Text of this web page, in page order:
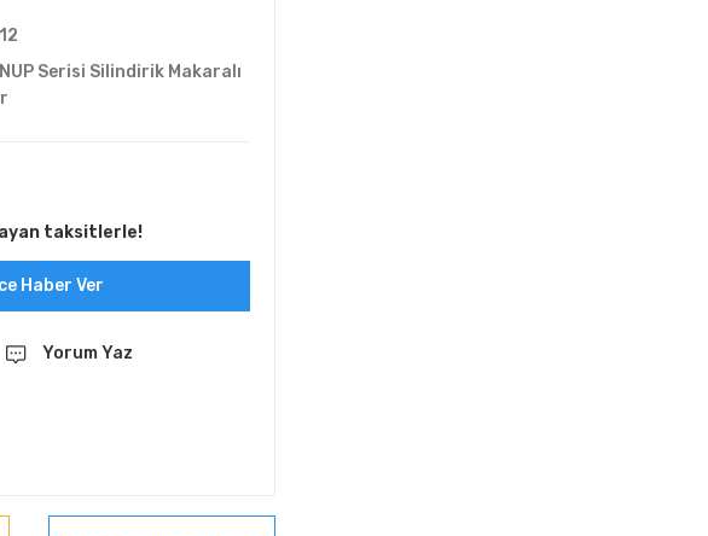
Serisi Silindirik Makaralı
taksitlerle!
Haber Ver
Yorum Yaz